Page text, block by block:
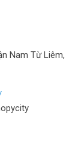
Nam Từ Liêm,